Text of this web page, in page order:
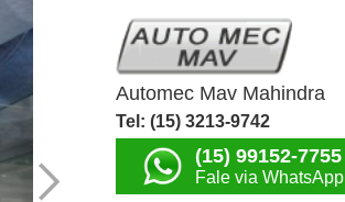
Automec Mav Mahindra
Tel: (15) 3213-9742
(15) 99152-7755
Fale via WhatsApp